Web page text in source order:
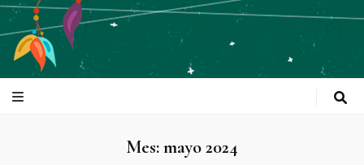
Tulum Is Love
Mes:mayo 2024